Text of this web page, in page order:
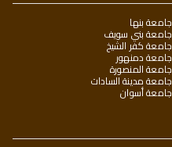
جامعة بنها
جامعة بني سويف
جامعة كفر الشيخ
جامعة دمنهور
جامعة المنصورة
جامعة مدينة السادات
جامعة أسوان